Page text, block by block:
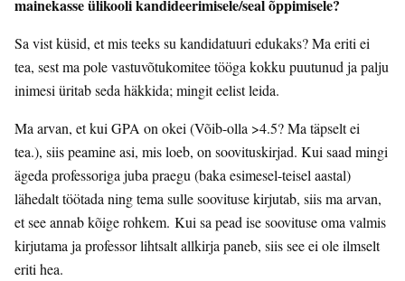
mainekasse ülikooli kandideerimisele/seal õppimisele?
Sa vist küsid, et mis teeks su kandidatuuri edukaks? Ma eriti ei
tea, sest ma pole vastuvõtukomitee tööga kokku puutunud ja palju
inimesi üritab seda häkkida; mingit eelist leida.
Ma arvan, et kui GPA on okei (Võib-olla >4.5? Ma täpselt ei
tea.), siis peamine asi, mis loeb, on soovituskirjad. Kui saad mingi
ägeda professoriga juba praegu (baka esimesel-teisel aastal)
lähedalt töötada ning tema sulle soovituse kirjutab, siis ma arvan,
et see annab kõige rohkem. Kui sa pead ise soovituse oma valmis
kirjutama ja professor lihtsalt allkirja paneb, siis see ei ole ilmselt
eriti hea.